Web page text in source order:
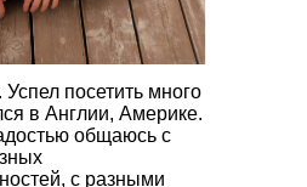
Успел посетить много
в Англии, Америке.
общаюсь с
с разными